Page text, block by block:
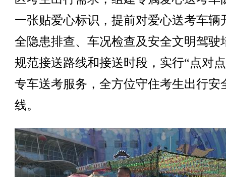
一张贴爱心标识，提前对爱心送考车辆
全隐患排查、车况检查及安全文明驾驶
规范接送路线和接送时段，实行“点对
专车送考服务，全方位守住考生出行安
线。